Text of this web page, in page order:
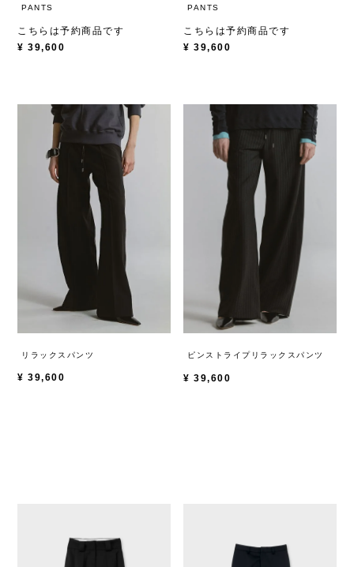
PANTS
こちらは予約商品です
¥ 39,600
PANTS
こちらは予約商品です
¥ 39,600
リラックスパンツ
¥ 39,600
ピンストライプリラックスパンツ
¥ 39,600